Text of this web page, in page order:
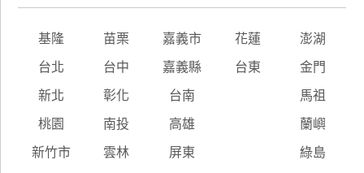
基隆 苗栗 嘉義市 花蓮 澎湖
台北 台中 嘉義縣 台東 金門
新北 彰化 台南 馬祖
桃園 南投 高雄 蘭嶼
新竹市 雲林 屏東 綠島